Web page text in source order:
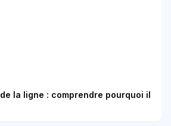
la ligne : comprendre pourquoi il